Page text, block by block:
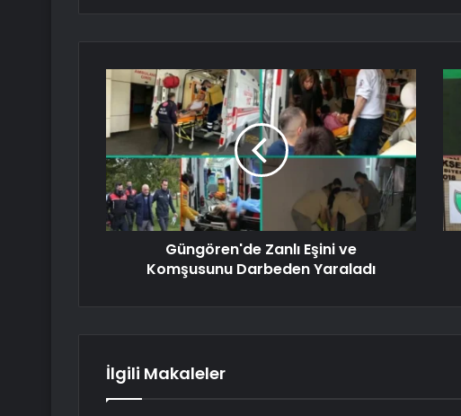
Güngören'de Zanlı Eşini ve
Komşusunu Darbeden Yaraladı
İlgili Makaleler